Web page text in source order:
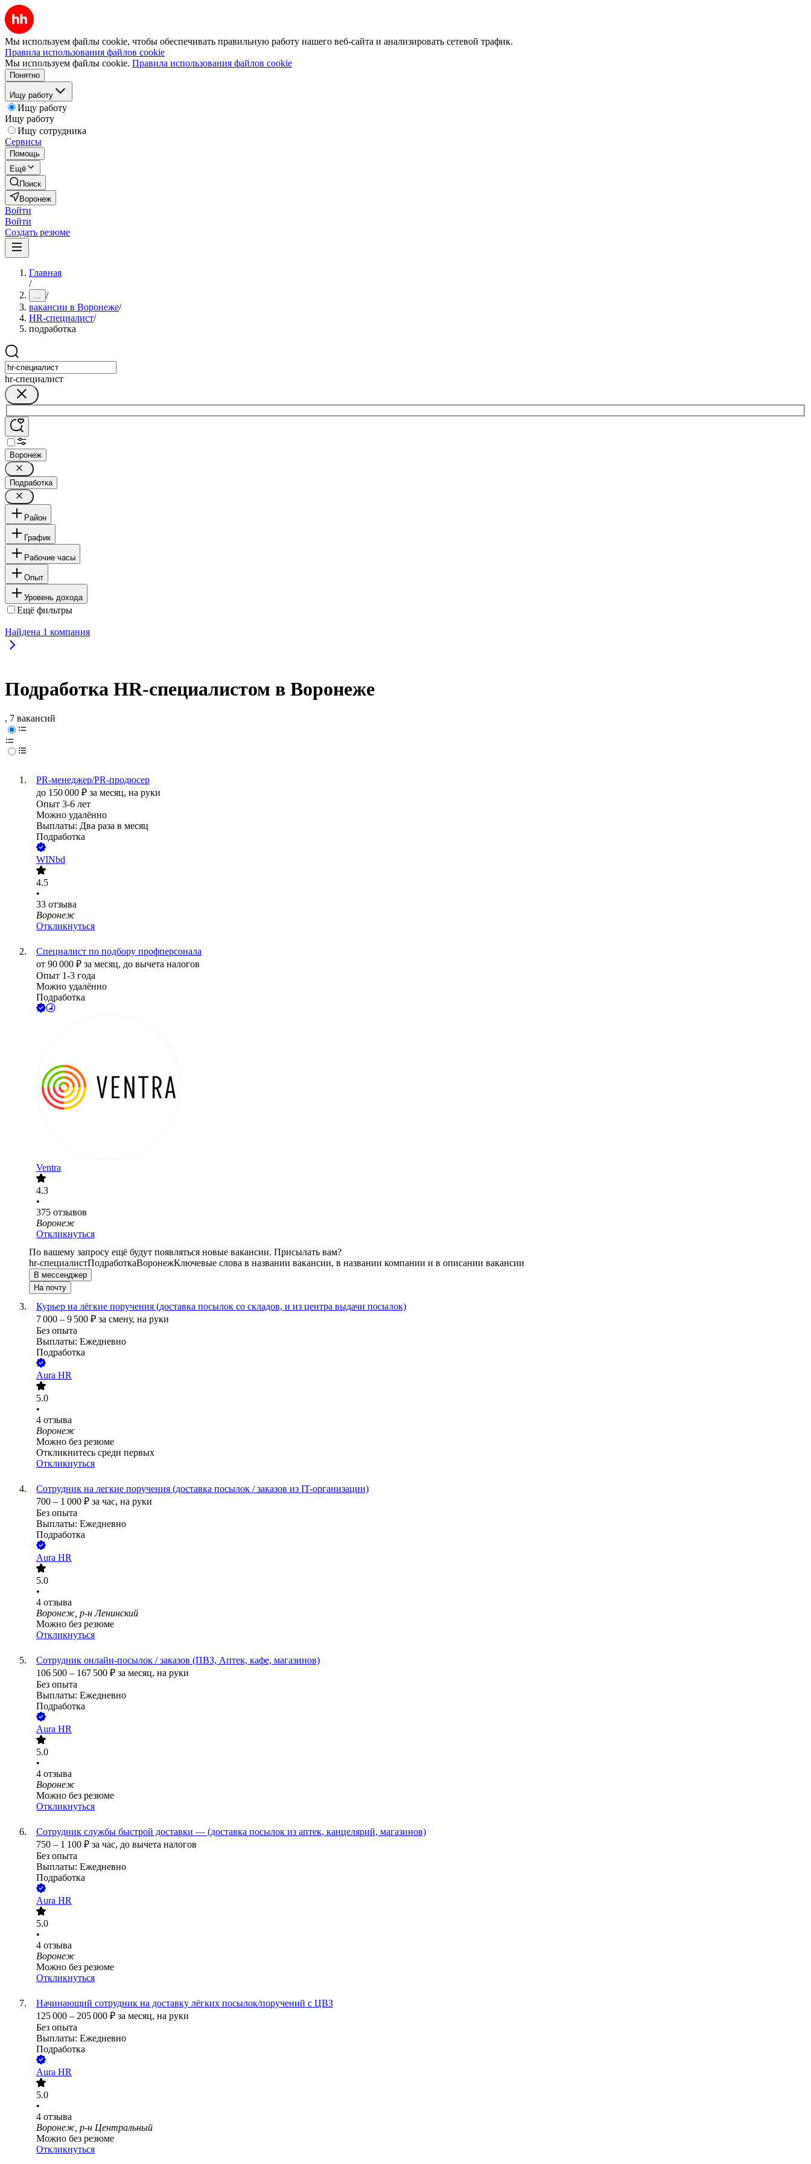
Мы используем файлы cookie, чтобы обеспечивать правильную работу нашего веб-сайта и анализировать сетевой трафик.
Правила использования файлов cookie
Мы используем файлы cookie. Правила использования файлов cookie
Понятно
Ищу работу
Ищу работу
Ищу работу
Ищу сотрудника
Сервисы
Помощь
Ещё
Поиск
Воронеж
Войти
Войти
Создать резюме
Главная
/
... /
вакансии в Воронеже/
HR-специалист/
подработка
hr-специалист
Воронеж
Подработка
Район
График
Рабочие часы
Опыт
Уровень дохода
Ещё фильтры
Найдена 1 компания
Подработка HR-специалистом в Воронеже
, 7 вакансий
PR-менеджер/PR-продюсер
до 150 000 ₽ за месяц, на руки
Опыт 3-6 лет
Можно удалённо
Выплаты: Два раза в месяц
Подработка
WINbd
4.5
•
33 отзыва
Воронеж
Откликнуться
Специалист по подбору профперсонала
от 90 000 ₽ за месяц, до вычета налогов
Опыт 1-3 года
Можно удалённо
Подработка
Ventra
4.3
•
375 отзывов
Воронеж
Откликнуться
По вашему запросу ещё будут появляться новые вакансии. Присылать вам?
hr-специалистПодработкаВоронежКлючевые слова в названии вакансии, в названии компании и в описании вакансии
В мессенджер
На почту
Курьер на лёгкие поручения (доставка посылок со складов, и из центра выдачи посылок)
7 000 – 9 500 ₽ за смену, на руки
Без опыта
Выплаты: Ежедневно
Подработка
Aura HR
5.0
•
4 отзыва
Воронеж
Можно без резюме
Откликнитесь среди первых
Откликнуться
Сотрудник на легкие поручения (доставка посылок / заказов из IT-организации)
700 – 1 000 ₽ за час, на руки
Без опыта
Выплаты: Ежедневно
Подработка
Aura HR
5.0
•
4 отзыва
Воронеж, р-н Ленинский
Можно без резюме
Откликнуться
Сотрудник онлайн-посылок / заказов (ПВЗ, Аптек, кафе, магазинов)
106 500 – 167 500 ₽ за месяц, на руки
Без опыта
Выплаты: Ежедневно
Подработка
Aura HR
5.0
•
4 отзыва
Воронеж
Можно без резюме
Откликнуться
Сотрудник службы быстрой доставки — (доставка посылок из аптек, канцелярий, магазинов)
750 – 1 100 ₽ за час, до вычета налогов
Без опыта
Выплаты: Ежедневно
Подработка
Aura HR
5.0
•
4 отзыва
Воронеж
Можно без резюме
Откликнуться
Начинающий сотрудник на доставку лёгких посылок/поручений с ЦВЗ
125 000 – 205 000 ₽ за месяц, на руки
Без опыта
Выплаты: Ежедневно
Подработка
Aura HR
5.0
•
4 отзыва
Воронеж, р-н Центральный
Можно без резюме
Откликнуться